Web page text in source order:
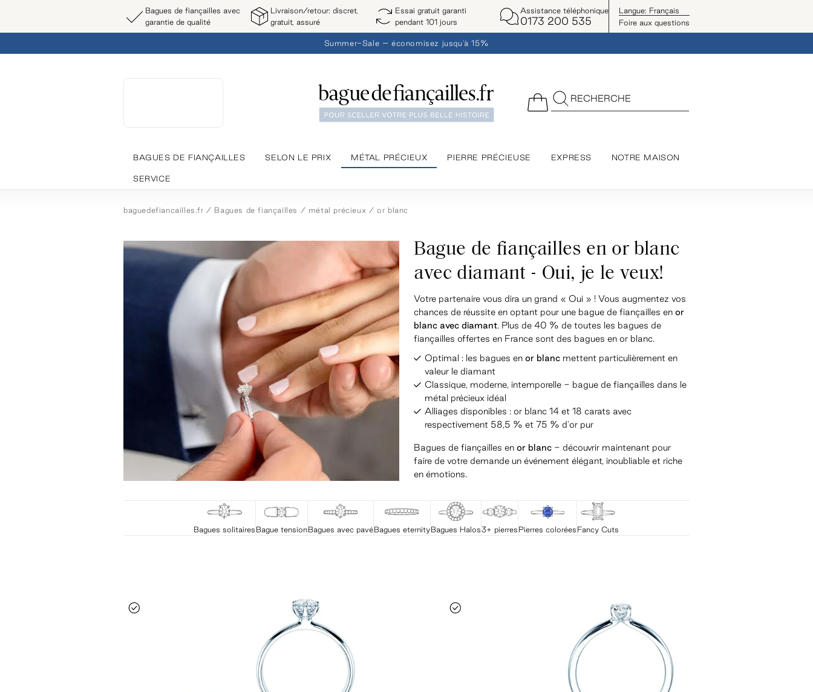
Bagues de fiançailles avec
garantie de qualité
Livraison/retour: discret,
gratuit, assuré
Essai gratuit garanti
pendant 101 jours
Assistance téléphonique
0173 200 535
Langue: Français
Foire aux questions
Summer-Sale – économisez jusqu'à 15%
RECHERCHE
BAGUES DE FIANÇAILLES SELON LE PRIX MÉTAL PRÉCIEUX PIERRE PRÉCIEUSE EXPRESS NOTRE MAISON
SERVICE
baguedefiancailles.fr Bagues de fiançailles métal précieux or blanc
Bague de fiançailles en or blanc
avec diamant - Oui, je le veux!
Votre partenaire vous dira un grand « Oui » ! Vous augmentez vos
chances de réussite en optant pour une bague de fiançailles en or
blanc avec diamant. Plus de 40 % de toutes les bagues de
fiançailles offertes en France sont des bagues en or blanc.
Optimal : les bagues en or blanc mettent particulièrement en
valeur le diamant
Classique, moderne, intemporelle - bague de fiançailles dans le
métal précieux idéal
Alliages disponibles : or blanc 14 et 18 carats avec
respectivement 58,5 % et 75 % d'or pur
Bagues de fiançailles en or blanc - découvrir maintenant pour
faire de votre demande un événement élégant, inoubliable et riche
en émotions.
Bagues solitaires Bague tensionBagues avec pavéBagues eternityBagues Halos3+ pierres Pierres colorées Fancy Cuts